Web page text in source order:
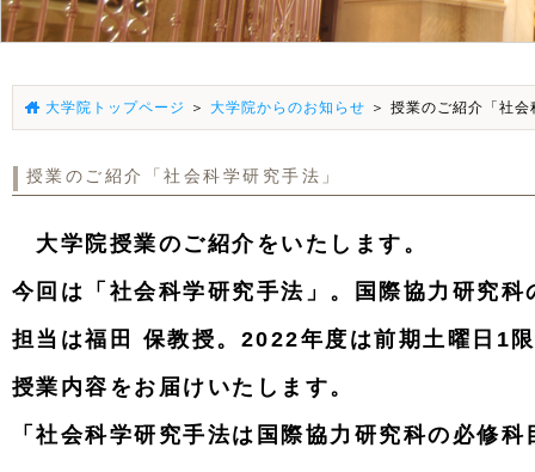
大学院トップページ ＞ 大学院からのお知らせ ＞ 授業のご紹介「社
授業のご紹介「社会科学研究手法」
大学院授業のご紹介をいたします。
今回は「社会科学研究手法」。国際協力研究科
担当は福田 保教授。2022年度は前期土曜日1
授業内容をお届けいたします。
「社会科学研究手法は国際協力研究科の必修